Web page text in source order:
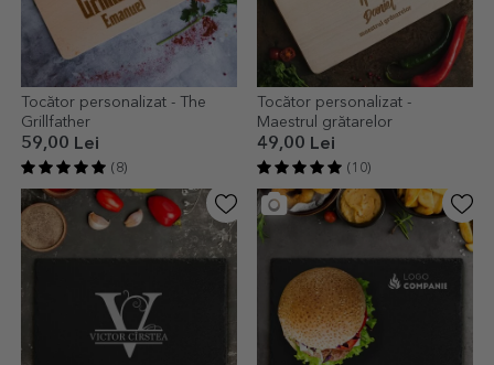
Tocător personalizat - The
Grillfather
59,00 Lei
(8)
Tocător personalizat -
Maestrul grătarelor
49,00 Lei
(10)